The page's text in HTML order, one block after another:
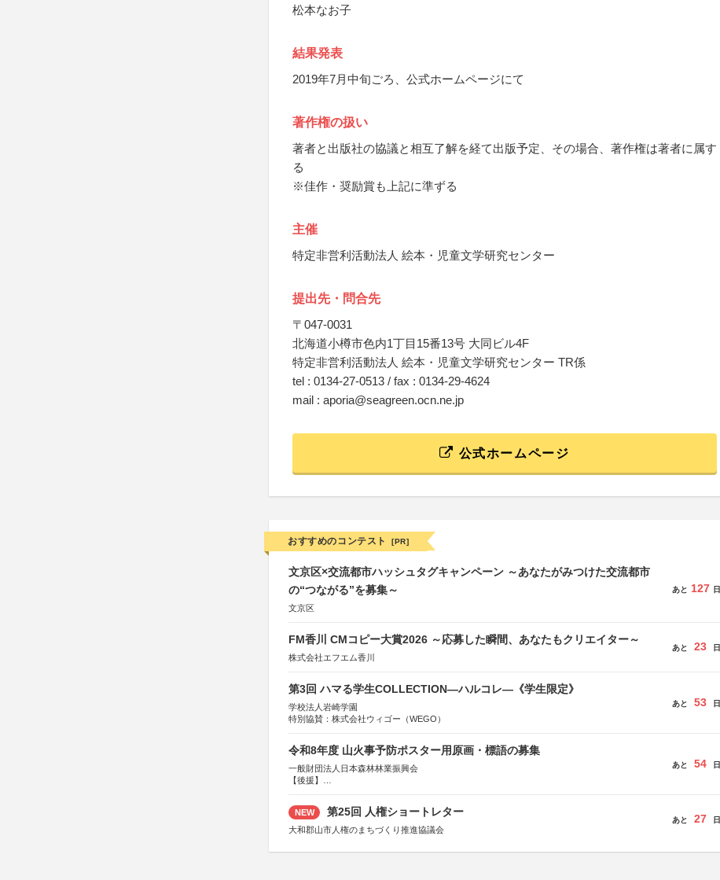
松本なお子
結果発表
2019年7月中旬ごろ、公式ホームページにて
著作権の扱い
著者と出版社の協議と相互了解を経て出版予定、その場合、著作権は著者に属す
る
※佳作・奨励賞も上記に準ずる
主催
特定非営利活動法人 絵本・児童文学研究センター
提出先・問合先
〒047-0031
北海道小樽市色内1丁目15番13号 大同ビル4F
特定非営利活動法人 絵本・児童文学研究センター TR係
tel : 0134-27-0513 / fax : 0134-29-4624
mail : aporia@seagreen.ocn.ne.jp
公式ホームページ
おすすめのコンテスト [PR]
文京区×交流都市ハッシュタグキャンペーン ～あなたがみつけた交流都市
の“つながる”を募集～
文京区
あと 127 日
FM香川 CMコピー大賞2026 ～応募した瞬間、あなたもクリエイター～
株式会社エフエム香川
あと 23 日
第3回 ハマる学生COLLECTION―ハルコレ―《学生限定》
学校法人岩崎学園
特別協賛：株式会社ウィゴー（WEGO）
あと 53 日
令和8年度 山火事予防ポスター用原画・標語の募集
一般財団法人日本森林林業振興会
【後援】
あと 54 日
NEW 第25回 人権ショートレター
大和郡山市人権のまちづくり推進協議会
あと 27 日